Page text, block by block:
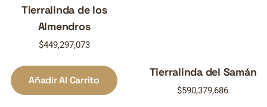
Tierralinda de los
Almendros
$449,297,073
Añadir Al Carrito
Tierralinda del Samán
$590,379,686